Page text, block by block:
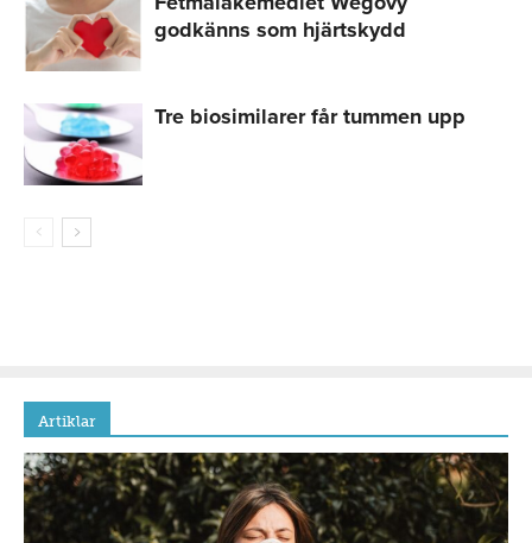
godkänns som hjärtskydd
Tre biosimilarer får tummen upp
Artiklar